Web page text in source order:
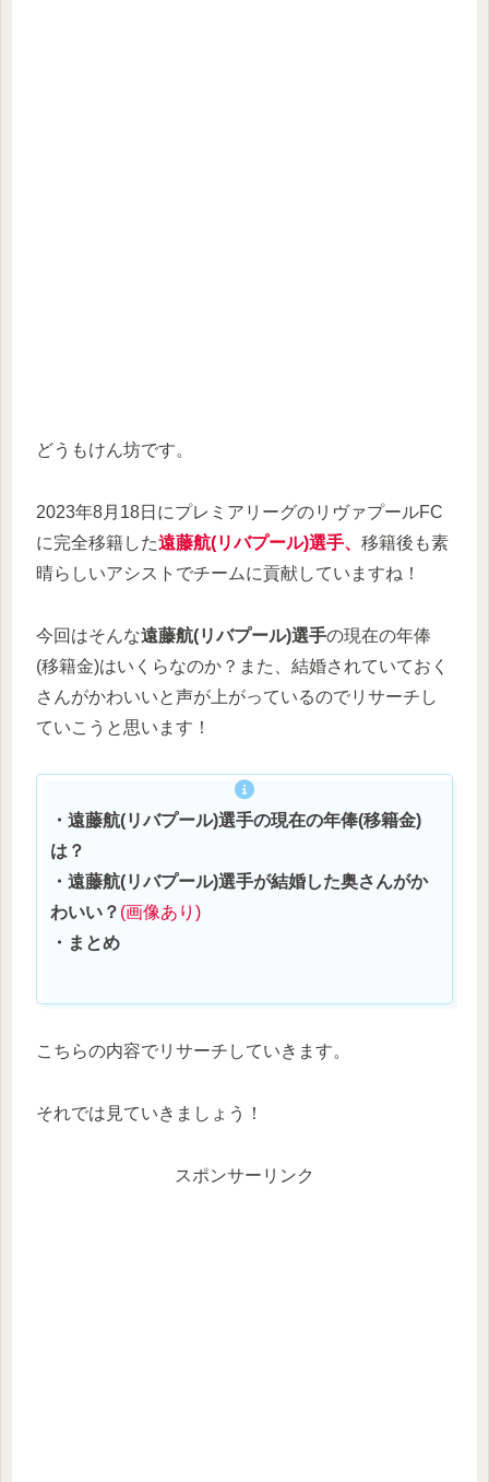
どうもけん坊です。
2023年8月18日にプレミアリーグのリヴァプールFC
に完全移籍した遠藤航(リバプール)選手、 移籍後も素
晴らしいアシストでチームに貢献していますね！
今回はそんな遠藤航(リバプール)選手の現在の年俸
(移籍金)はいくらなのか？また、結婚されていておく
さんがかわいいと声が上がっているのでリサーチし
ていこうと思います！
・遠藤航(リバプール)選手の現在の年俸(移籍金)
は？
・遠藤航(リバプール)選手が結婚した奥さんがか
わいい？ (画像あり)
・まとめ
こちらの内容でリサーチしていきます。
それでは見ていきましょう！
スポンサーリンク